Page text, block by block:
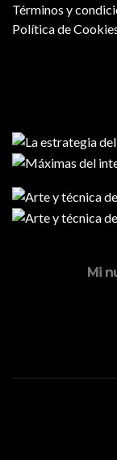
Términos y
Política de
Mi